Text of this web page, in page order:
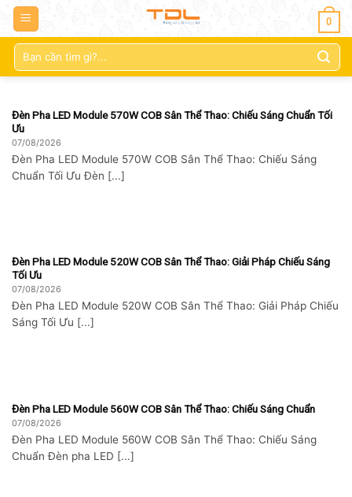
0
Tìm
kiếm:
Đèn Pha LED Module 570W COB Sân Thể Thao: Chiếu Sáng Chuẩn Tối
Ưu
07/08/2026
Đèn Pha LED Module 570W COB Sân Thể Thao: Chiếu Sáng
Chuẩn Tối Ưu Đèn [...]
Đèn Pha LED Module 520W COB Sân Thể Thao: Giải Pháp Chiếu Sáng
Tối Ưu
07/08/2026
Đèn Pha LED Module 520W COB Sân Thể Thao: Giải Pháp Chiếu
Sáng Tối Ưu [...]
Đèn Pha LED Module 560W COB Sân Thể Thao: Chiếu Sáng Chuẩn
07/08/2026
Đèn Pha LED Module 560W COB Sân Thể Thao: Chiếu Sáng
Chuẩn Đèn pha LED [...]